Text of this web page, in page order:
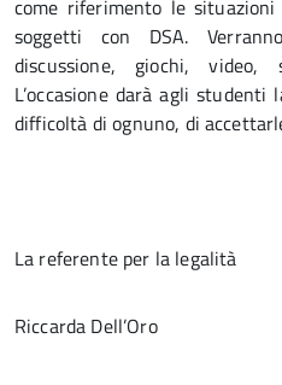
come riferimento le
soggetti con DSA.
discussione, giochi,
L’occasione darà agli
difficoltà di ognuno, di
La referente per la legalità
Riccarda Dell’Oro